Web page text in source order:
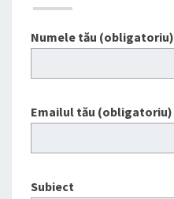
Numele tău (obligatoriu)
Emailul tău (obligatoriu)
Subiect